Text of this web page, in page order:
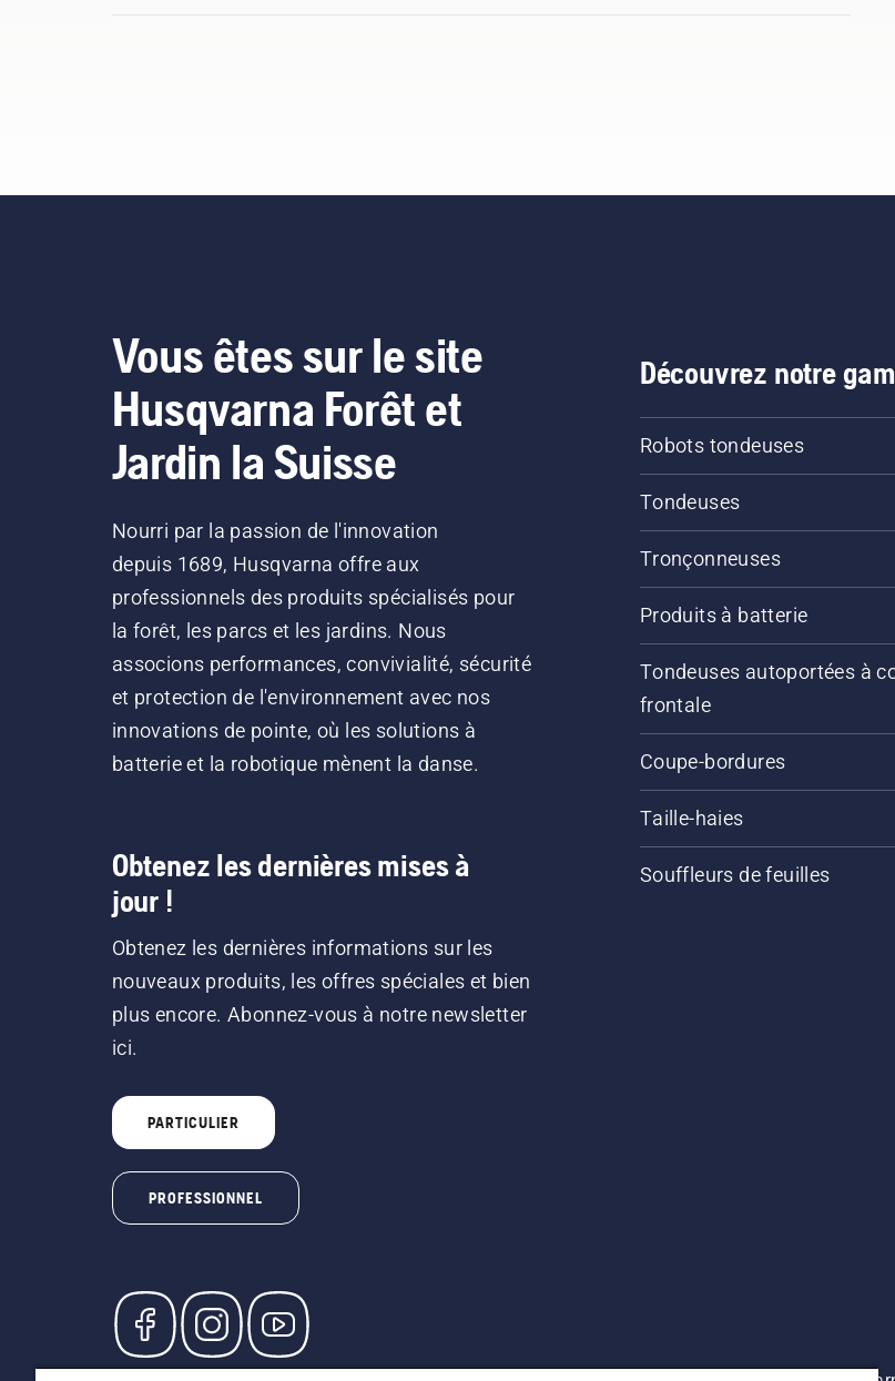
Vous êtes sur le site
Husqvarna Forêt et
Jardin la Suisse
Nourri par la passion de l'innovation
depuis 1689, Husqvarna offre aux
professionnels des produits spécialisés pour
la forêt, les parcs et les jardins. Nous
associons performances, convivialité, sécurité
et protection de l'environnement avec nos
innovations de pointe, où les solutions à
batterie et la robotique mènent la danse.
Obtenez les dernières mises à
jour !
Obtenez les dernières informations sur les
nouveaux produits, les offres spéciales et bien
plus encore. Abonnez-vous à notre newsletter
ici.
PARTICULIER
PROFESSIONNEL
Découvrez notre
Robots tondeuses
Tondeuses
Tronçonneuses
Produits à batterie
Tondeuses autoportées à
frontale
Coupe-bordures
Taille-haies
Souffleurs de feuilles